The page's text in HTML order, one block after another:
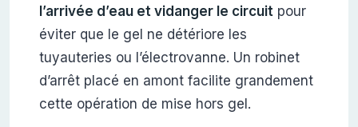
l’arrivée d’eau et vidanger le circuit pour
éviter que le gel ne détériore les
tuyauteries ou l’électrovanne. Un robinet
d’arrêt placé en amont facilite grandement
cette opération de mise hors gel.